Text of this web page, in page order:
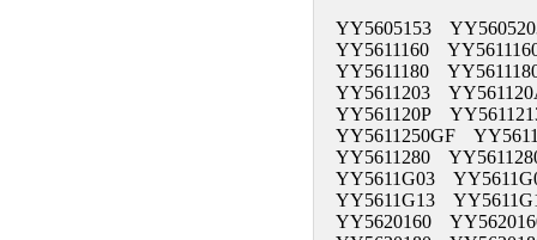
YY5605153
YY5611160
YY5611180
YY5611203
YY561120P
YY5611250GF
YY5611280
YY5611G03
YY5611G13
YY5620160